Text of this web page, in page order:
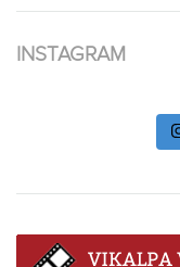
INSTAGRAM